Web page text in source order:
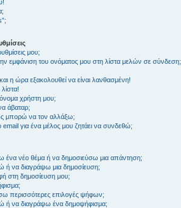
μου;
του ονόματος μου στη λίστα μελών σε σύνδεση;
η ώρα εξακολουθεί να είναι λανθασμένη!
όνομα χρήστη μου;
άβαταρ;
μπορώ να τον αλλάξω;
για ένα μέλος μου ζητάει να συνδεθώ;
νέο θέμα ή να δημοσιεύσω μια απάντηση;
να διαγράψω μια δημοσίευση;
στη δημοσίευση μου;
περισσότερες επιλογές ψήφων;
ή να διαγράψω ένα δημοψήφισμα;